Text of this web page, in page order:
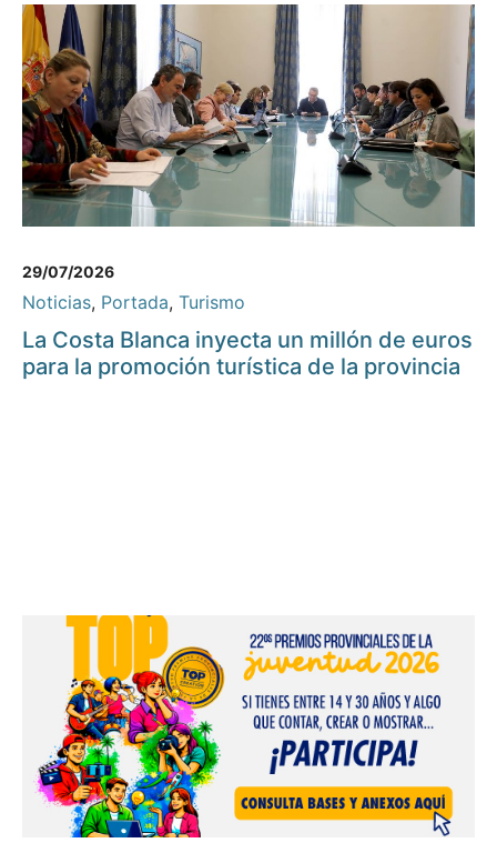
29/07/2026
Noticias, Portada, Turismo
La Costa Blanca inyecta un millón de euros
para la promoción turística de la provincia